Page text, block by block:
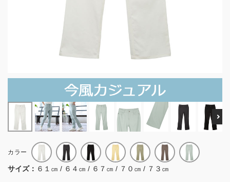
カラー
サイズ： ６１㎝ / ６４㎝ / ６７㎝ / ７０㎝ / ７３㎝